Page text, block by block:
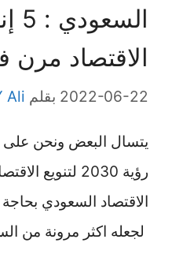
الاقتصاد مرن في
2022-06-22 بقلم Ali
يتسال البعض ونحن على
رؤية 2030 لتنويع
الاقتصاد السعودي
لجعله اكثر مرونة من